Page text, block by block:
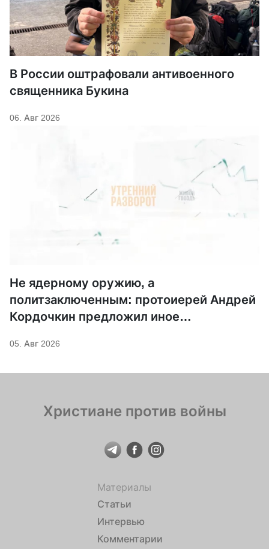
В России оштрафовали антивоенного
священника Букина
06. Авг 2026
Не ядерному оружию, а
политзаключенным: протоиерей Андрей
Кордочкин предложил иное
Саровского
05. Авг 2026
Христиане против войны
Материалы
Статьи
Интервью
Комментарии